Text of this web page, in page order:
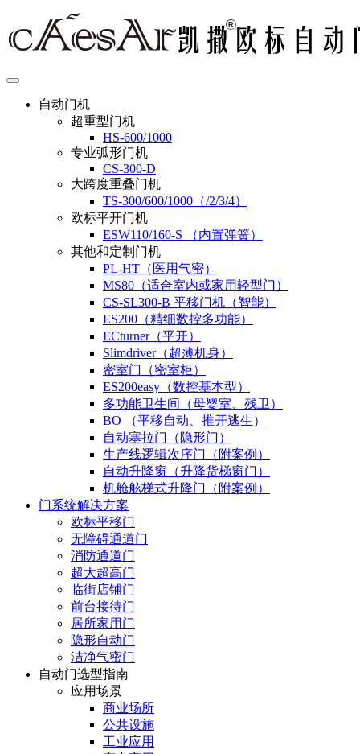
自动门机
超重型门机
HS-600/1000
专业弧形门机
CS-300-D
大跨度重叠门机
TS-300/600/1000（/2/3/4）
欧标平开门机
ESW110/160-S （内置弹簧）
其他和定制门机
PL-HT（医用气密）
MS80（适合室内或家用轻型门）
CS-SL300-B 平移门机（智能）
ES200（精细数控多功能）
ECturner（平开）
Slimdriver（超薄机身）
密室门（密室柜）
ES200easy（数控基本型）
多功能卫生间（母婴室、残卫）
BO （平移自动、推开逃生）
自动塞拉门（隐形门）
生产线逻辑次序门（附案例）
自动升降窗（升降货梯窗门）
机舱舷梯式升降门（附案例）
门系统解决方案
欧标平移门
无障碍通道门
消防通道门
超大超高门
临街店铺门
前台接待门
居所家用门
隐形自动门
洁净气密门
自动门选型指南
应用场景
商业场所
公共设施
工业应用